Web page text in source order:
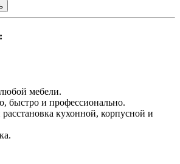
мебели.
быстро и профессионально.
кухонной, корпусной и